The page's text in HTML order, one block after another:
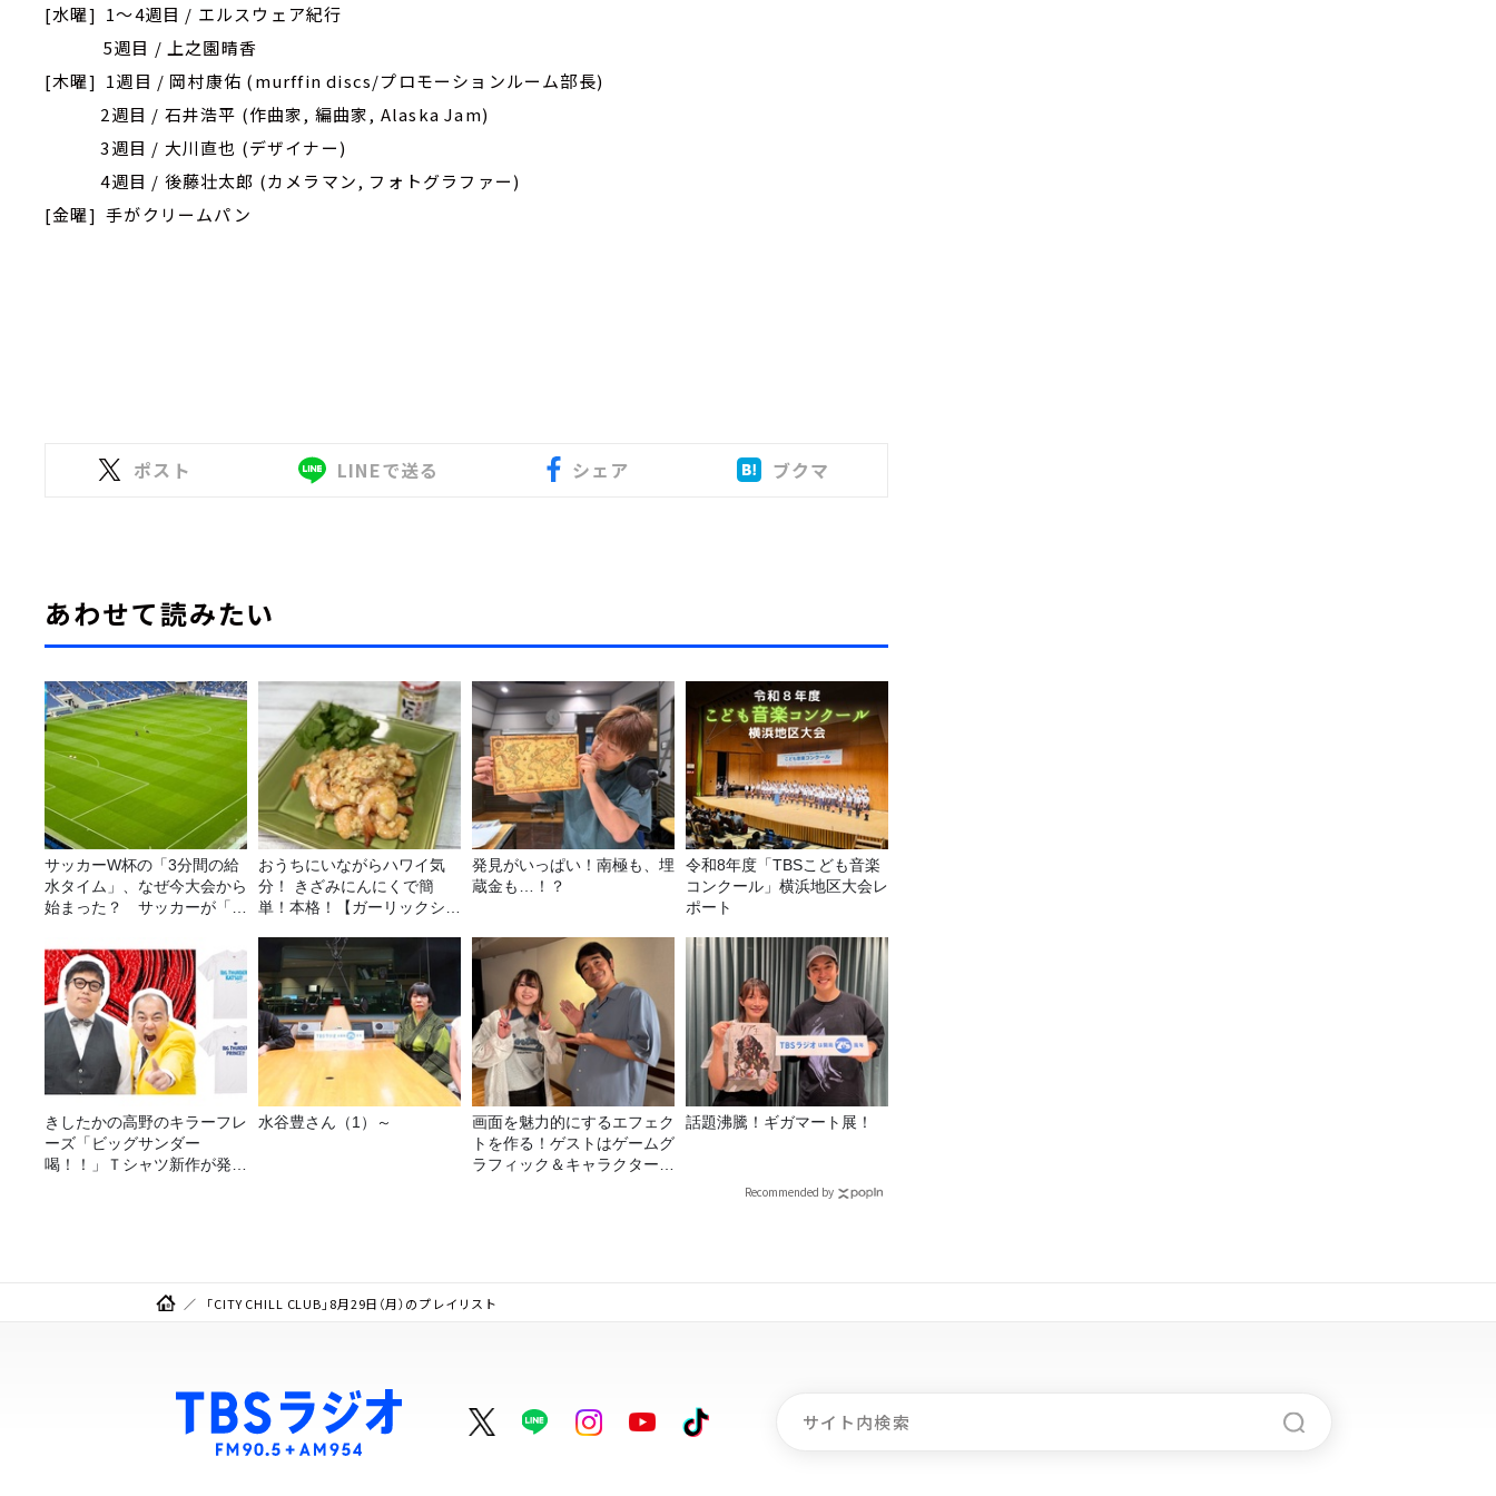
[水曜] 1～4週目 / エルスウェア紀行
5週目 / 上之園晴香
[木曜] 1週目 / 岡村康佑 (murffin discs/プロモーションルーム部長)
2週目 / 石井浩平 (作曲家, 編曲家, Alaska Jam)
3週目 / 大川直也 (デザイナー)
4週目 / 後藤壮太郎 (カメラマン, フォトグラファー)
[金曜] 手がクリームパン
ポスト LINEで送る シェア ブクマ
あわせて読みたい
サッカーW杯の「3分間の給
水タイム」、なぜ今大会から
始まった？ サッカーが「お
おうちにいながらハワイ気
分！ きざみにんにくで簡
単！本格！【ガーリックシュ
シピ
発見がいっぱい！南極も、埋
蔵金も…！？
令和8年度「TBSこども音楽
コンクール」横浜地区大会レ
ポート
きしたかの高野のキラーフレ
ーズ「ビッグサンダー
喝！！」Ｔシャツ新作が発売
水谷豊さん（1）～
画面を魅力的にするエフェク
トを作る！ゲストはゲームグ
ラフィック＆キャラクター専
話題沸騰！ギガマート展！
Recommended by
「CITY CHILL CLUB」8月29日（月）のプレイリスト